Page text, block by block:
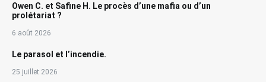
Owen C. et Safine H. Le procès d’une mafia ou d’un
prolétariat ?
6 août 2026
Le parasol et l’incendie.
25 juillet 2026